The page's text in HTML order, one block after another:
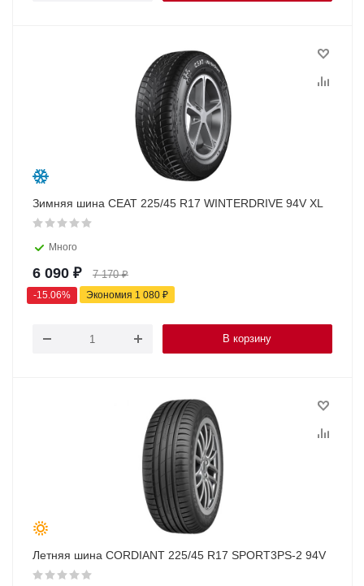
Зимняя шина CEAT 225/45 R17 WINTERDRIVE 94V XL
Много
6 090 ₽ 7 170₽
-15.06% Экономия 1 080 ₽
В корзину
Летняя шина CORDIANT 225/45 R17 SPORT3PS-2 94V